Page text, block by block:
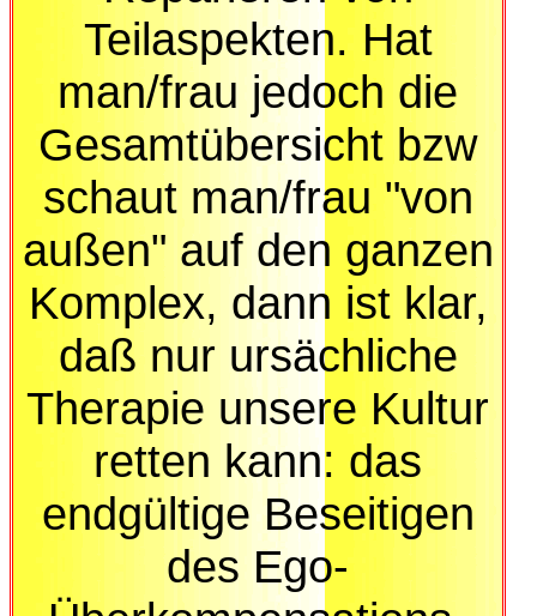
Teilaspekten. Hat
man/frau jedoch die
Gesamtübersicht bzw
schaut man/frau "von
außen" auf den ganzen
Komplex, dann ist klar,
daß nur ursächliche
Therapie unsere Kultur
retten kann: das
endgültige Beseitigen
des Ego-